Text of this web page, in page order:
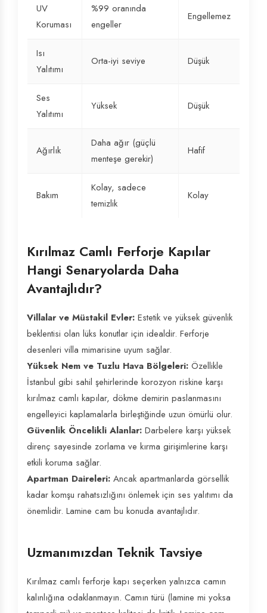
UV
Koruması
%99 oranında
engeller
Engellemez
Isı
Yalıtımı
Orta-iyi seviye Düşük
Ses
Yalıtımı
Yüksek Düşük
Ağırlık
Daha ağır (güçlü
menteşe gerekir)
Hafif
Bakım
Kolay, sadece
temizlik
Kolay
Kırılmaz Camlı Ferforje Kapılar
Hangi Senaryolarda Daha
Avantajlıdır?
Villalar ve Müstakil Evler: Estetik ve yüksek güvenlik
beklentisi olan lüks konutlar için idealdir. Ferforje
desenleri villa mimarisine uyum sağlar.
Yüksek Nem ve Tuzlu Hava Bölgeleri: Özellikle
İstanbul gibi sahil şehirlerinde korozyon riskine karşı
kırılmaz camlı kapılar, dökme demirin paslanmasını
engelleyici kaplamalarla birleştiğinde uzun ömürlü olur.
Güvenlik Öncelikli Alanlar: Darbelere karşı yüksek
direnç sayesinde zorlama ve kırma girişimlerine karşı
etkili koruma sağlar.
Apartman Daireleri: Ancak apartmanlarda görsellik
kadar komşu rahatsızlığını önlemek için ses yalıtımı da
önemlidir. Lamine cam bu konuda avantajlıdır.
Uzmanımızdan Teknik Tavsiye
Kırılmaz camlı ferforje kapı seçerken yalnızca camın
kalınlığına odaklanmayın. Camın türü (lamine mi yoksa